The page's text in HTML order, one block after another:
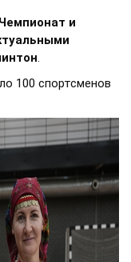
Чемпионат и
.
100 спортсменов